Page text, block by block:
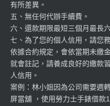
有所差異。
五、無任何代辦手續費。
六、還款期限最短三個月最長
七、為了您的個人信用，請您
依據合約規定，會依當期未繳
就會註記，請養成良好的繳款
人信用。
案例：林小姐因為公司需要週
屏當舖 ，使用勞力士手錶借款